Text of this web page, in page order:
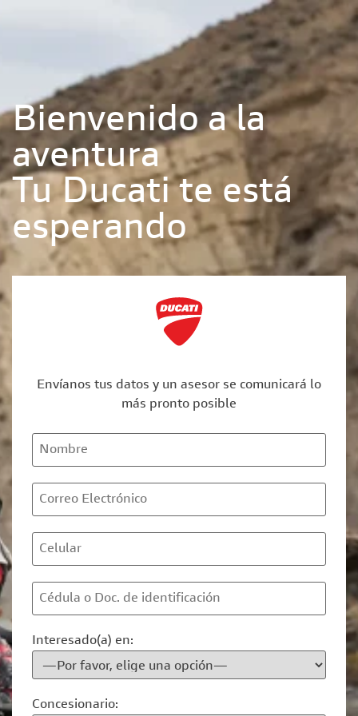
Bienvenido a la
aventura
Tu Ducati te está
esperando
Envíanos tus datos y un asesor se comunicará lo
más pronto posible
Interesado(a) en:
Concesionario: